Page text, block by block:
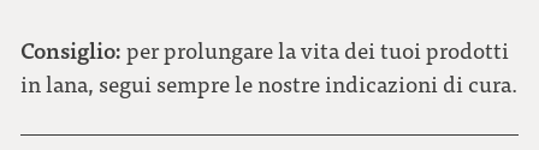
Consiglio: per prolungare la vita dei tuoi prodotti
in lana, segui sempre le nostre indicazioni di cura.